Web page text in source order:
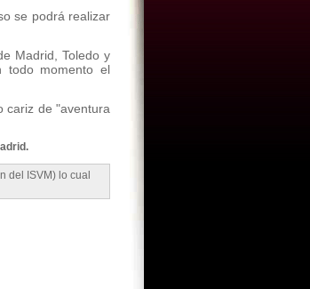
se podrá realizar
Madrid, Toledo y
todo momento el
cariz de "aventura
del ISVM) lo cual